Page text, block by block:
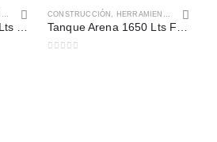
Tanque Mármol 1650 Lts FarPlast
CONSTRUCCIÓN , HERRAMIENTAS Y CONSTRUCCIÓN
Tanque Arena 1650 Lts FarPlast